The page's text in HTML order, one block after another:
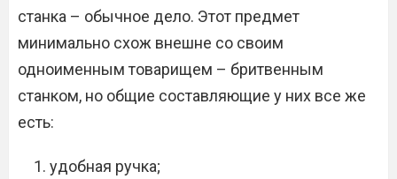
станка – обычное дело. Этот предмет
минимально схож внешне со своим
одноименным товарищем – бритвенным
станком, но общие составляющие у них все же
есть:
удобная ручка;